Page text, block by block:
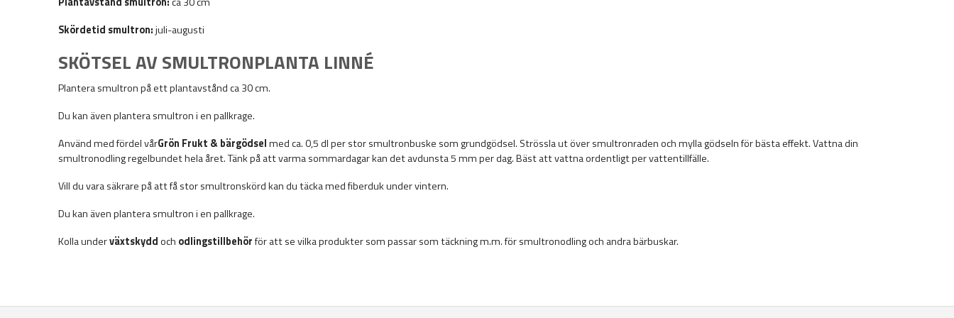
Skördetid smultron:juli-augusti
SKÖTSEL AV SMULTRONPLANTA LINNÉ
Plantera smultron på ett plantavstånd ca 30 cm.
Du kan även plantera smultron i en pallkrage.
Använd med fördel vårGrön Frukt & bärgödselmed ca. 0,5 dl per stor smultronbuske som grundgödsel. Strössla ut över smultronraden och mylla gödseln för bästa effekt. Vattna din
smultronodling regelbundet hela året. Tänk på att varma sommardagar kan det avdunsta 5 mm per dag. Bäst att vattna ordentligt per vattentillfälle.
Vill du vara säkrare på att få stor smultronskörd kan du täcka med fiberduk under vintern.
Du kan även plantera smultron i en pallkrage.
Kolla underväxtskyddoch odlingstillbehörför att se vilka produkter som passar som täckning m.m. för smultronodling och andra bärbuskar.